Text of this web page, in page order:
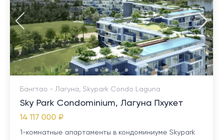
Бангтао - Лагуна, Skypark Condo Laguna
Sky Park Condominium, Лагуна Пхукет
14 117 000 ₽
1-комнатные апартаменты в кондоминиуме Skypark